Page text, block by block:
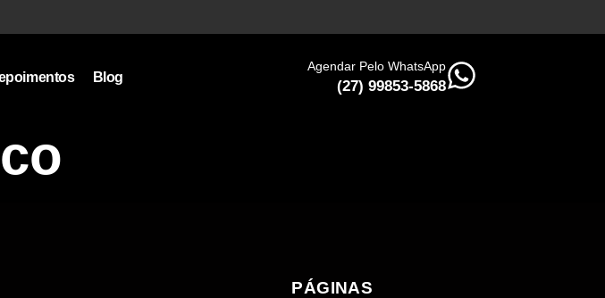
Blog
Agendar Pelo WhatsApp
(27) 99853-5868
PÁGINAS